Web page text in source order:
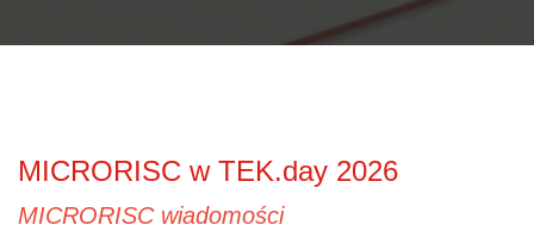
MICRORISC w TEK.day 2026
MICRORISC wiadomości